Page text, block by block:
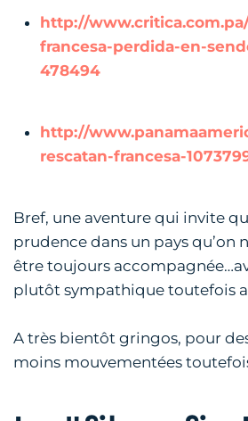
http://
francesa-perdida-en-
478494
http://
rescatan-francesa-
Bref, une aventure qui invite
prudence dans un pays qu’on
être toujours
plutôt sympathique toutefois
A très bientôt gringos, pour
moins mouvementées